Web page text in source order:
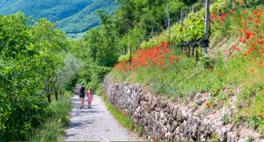
T
S
P
R
I
N
G
E
N